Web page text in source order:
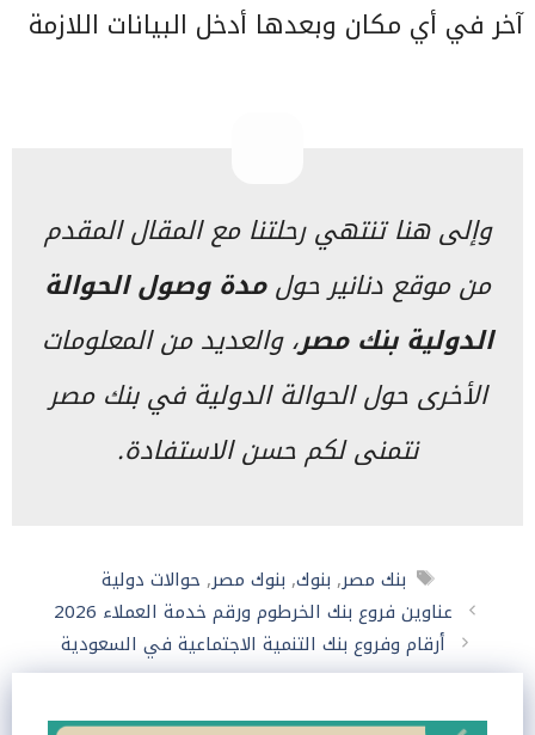
آخر في أي مكان وبعدها أدخل البيانات اللازمة
وإلى هنا تنتهي رحلتنا مع المقال المقدم
من موقع دنانير حولمدة وصول الحوالة
الدولية بنك مصر، والعديد من المعلومات
الأخرى حول الحوالة الدولية في بنك مصر
نتمنى لكم حسن الاستفادة.
الوسوم
بنك مصر, بنوك, بنوك مصر, حوالات دولية
عناوين فروع بنك الخرطوم ورقم خدمة العملاء 2026
أرقام وفروع بنك التنمية الاجتماعية في السعودية